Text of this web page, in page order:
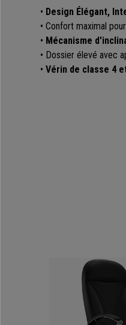
• Design Élégant,
• Confort maximal
• Mécanisme
• Dossier élevé avec
• Vérin de classe 4